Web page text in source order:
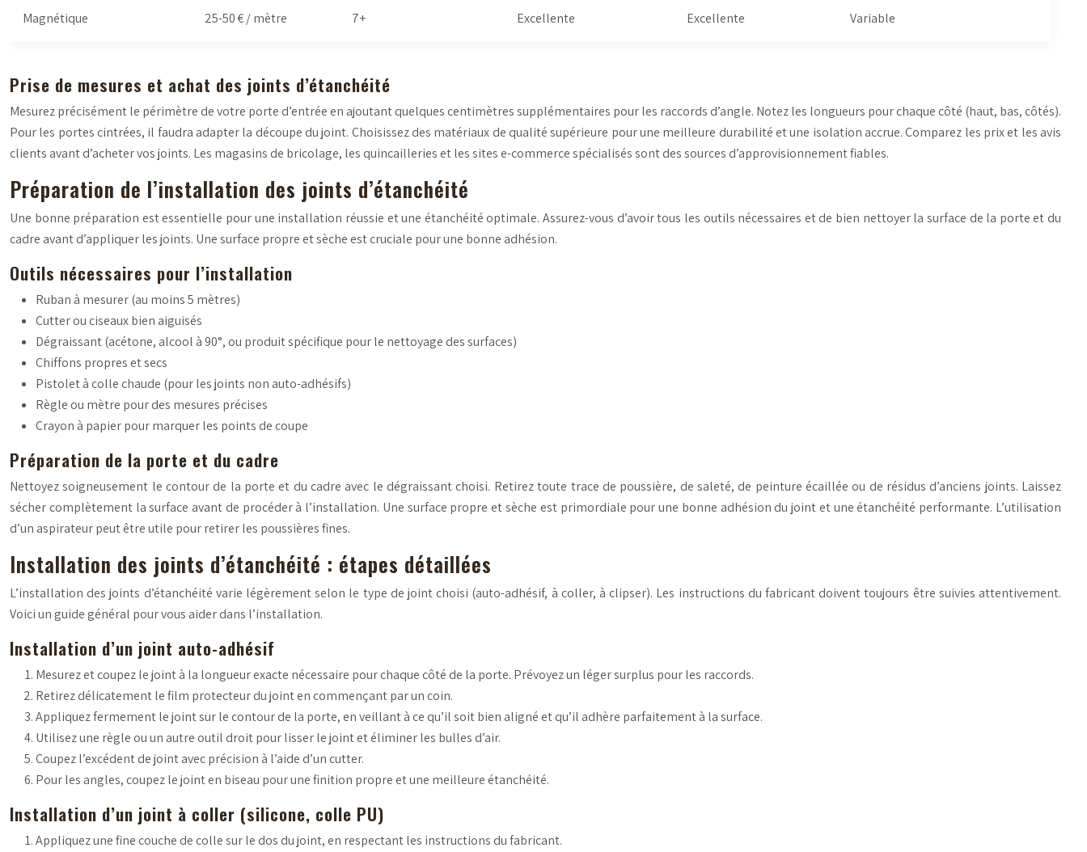
Magnétique 25-50 € / mètre 7+ Excellente Excellente Variable
Prise de mesures et achat des joints d’étanchéité
Mesurez précisément le périmètre de votre porte d’entrée en ajoutant quelques centimètres supplémentaires pour les raccords d’angle. Notez les longueurs pour chaque côté (haut, bas, côtés).
Pour les portes cintrées, il faudra adapter la découpe du joint. Choisissez des matériaux de qualité supérieure pour une meilleure durabilité et une isolation accrue. Comparez les prix et les avis
clients avant d’acheter vos joints. Les magasins de bricolage, les quincailleries et les sites e-commerce spécialisés sont des sources d’approvisionnement fiables.
Préparation de l’installation des joints d’étanchéité
Une bonne préparation est essentielle pour une installation réussie et une étanchéité optimale. Assurez-vous d’avoir tous les outils nécessaires et de bien nettoyer la surface de la porte et du
cadre avant d’appliquer les joints. Une surface propre et sèche est cruciale pour une bonne adhésion.
Outils nécessaires pour l’installation
Ruban à mesurer (au moins 5 mètres)
Cutter ou ciseaux bien aiguisés
Dégraissant (acétone, alcool à 90°, ou produit spécifique pour le nettoyage des surfaces)
Chiffons propres et secs
Pistolet à colle chaude (pour les joints non auto-adhésifs)
Règle ou mètre pour des mesures précises
Crayon à papier pour marquer les points de coupe
Préparation de la porte et du cadre
Nettoyez soigneusement le contour de la porte et du cadre avec le dégraissant choisi. Retirez toute trace de poussière, de saleté, de peinture écaillée ou de résidus d’anciens joints. Laissez
sécher complètement la surface avant de procéder à l’installation. Une surface propre et sèche est primordiale pour une bonne adhésion du joint et une étanchéité performante. L’utilisation
d’un aspirateur peut être utile pour retirer les poussières fines.
Installation des joints d’étanchéité : étapes détaillées
L’installation des joints d’étanchéité varie légèrement selon le type de joint choisi (auto-adhésif, à coller, à clipser). Les instructions du fabricant doivent toujours être suivies attentivement.
Voici un guide général pour vous aider dans l’installation.
Installation d’un joint auto-adhésif
Mesurez et coupez le joint à la longueur exacte nécessaire pour chaque côté de la porte. Prévoyez un léger surplus pour les raccords.
Retirez délicatement le film protecteur du joint en commençant par un coin.
Appliquez fermement le joint sur le contour de la porte, en veillant à ce qu’il soit bien aligné et qu’il adhère parfaitement à la surface.
Utilisez une règle ou un autre outil droit pour lisser le joint et éliminer les bulles d’air.
Coupez l’excédent de joint avec précision à l’aide d’un cutter.
Pour les angles, coupez le joint en biseau pour une finition propre et une meilleure étanchéité.
Installation d’un joint à coller (silicone, colle PU)
Appliquez une fine couche de colle sur le dos du joint, en respectant les instructions du fabricant.